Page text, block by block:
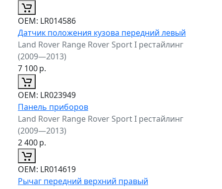
ОЕМ: LR014586
Датчик положения кузова передний левый
Land Rover Range Rover Sport I рестайлинг
(2009—2013)
7 100р.
ОЕМ: LR023949
Панель приборов
Land Rover Range Rover Sport I рестайлинг
(2009—2013)
2 400р.
ОЕМ: LR014619
Рычаг передний верхний правый